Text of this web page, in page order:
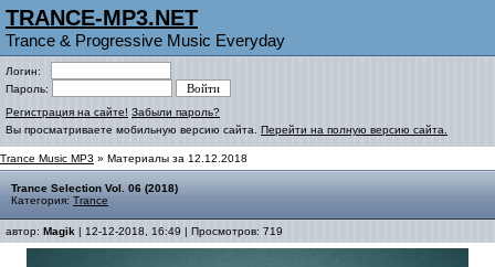
TRANCE-MP3.NET
Trance & Progressive Music Everyday
Логин:
Пароль:
Регистрация на сайте! Забыли пароль?
Вы просматриваете мобильную версию сайта. Перейти на полную версию сайта.
Trance Music MP3 » Материалы за 12.12.2018
Trance Selection Vol. 06 (2018)
Категория: Trance
автор: Magik | 12-12-2018, 16:49 | Просмотров: 719